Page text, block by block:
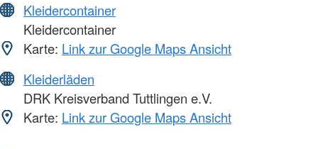
Kleidercontainer
Kleidercontainer
Karte: Link zur Google Maps Ansicht
Kleiderläden
DRK Kreisverband Tuttlingen e.V.
Karte: Link zur Google Maps Ansicht